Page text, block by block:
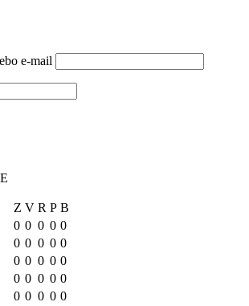
e-mail
Z V R P B
0 0 0 0 0
0 0 0 0 0
0 0 0 0 0
0 0 0 0 0
0 0 0 0 0